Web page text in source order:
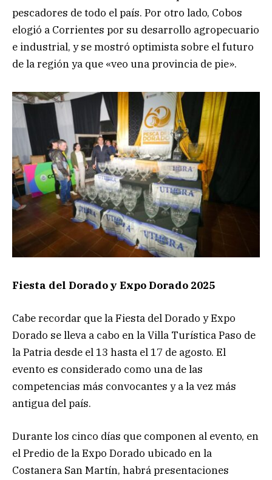
pescadores de todo el país. Por otro lado, Cobos
elogió a Corrientes por su desarrollo agropecuario
e industrial, y se mostró optimista sobre el futuro
de la región ya que «veo una provincia de pie».
Fiesta del Dorado y Expo Dorado 2025
Cabe recordar que la Fiesta del Dorado y Expo
Dorado se lleva a cabo en la Villa Turística Paso de
la Patria desde el 13 hasta el 17 de agosto. El
evento es considerado como una de las
competencias más convocantes y a la vez más
antigua del país.
Durante los cinco días que componen al evento, en
el Predio de la Expo Dorado ubicado en la
Costanera San Martín, habrá presentaciones